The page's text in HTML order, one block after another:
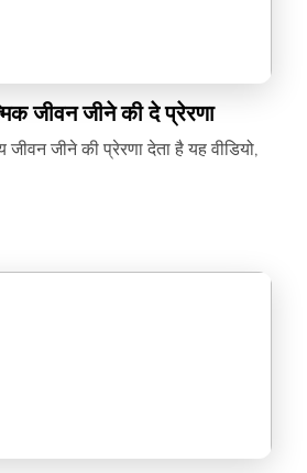
जीवन जीने की दे प्रेरणा
जीने की प्रेरणा देता है यह वीडियो,